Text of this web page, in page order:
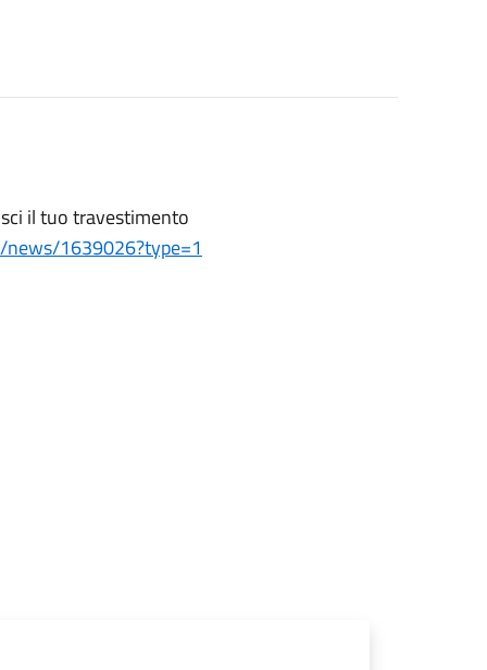
il tuo travestimento
1639026?type=1